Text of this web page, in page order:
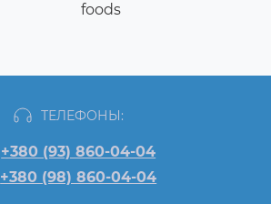
foods
ТЕЛЕФОНЫ:
+380 (93) 860-04-04
+380 (98) 860-04-04